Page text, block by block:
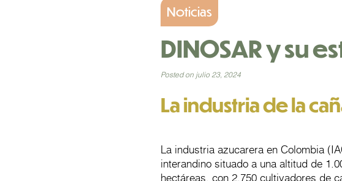
Noticias
DINOSAR y su
Posted on julio 23, 2024
La industria de la
La industria azucarera en Colombia
interandino situado a una altitud de
hectáreas, con 2.750 cultivadores de